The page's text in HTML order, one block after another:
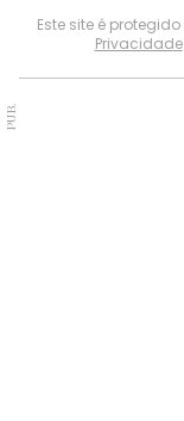
Este site é
Privacidade
PUB.